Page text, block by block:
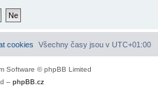
Všechny časy jsou v UTC+01:00
cookies
Software © phpBB Limited
– phpBB.cz